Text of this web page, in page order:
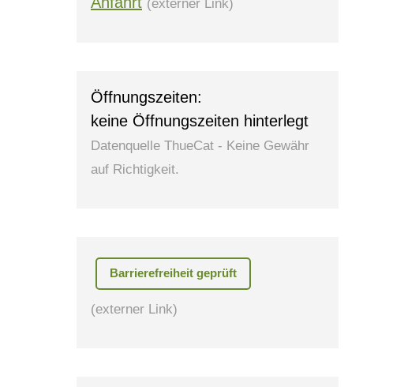
(externer Link)
Öffnungszeiten:
keine Öffnungszeiten hinterlegt
Datenquelle ThueCat - Keine Gewähr
auf Richtigkeit.
Barrierefreiheit geprüft
(externer Link)